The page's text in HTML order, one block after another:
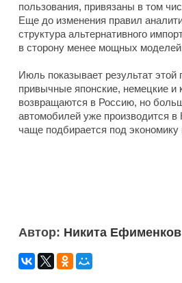
пользования, привязаны в том
Еще до изменения правил
структура альтернативного
в сторону менее мощных
Июль показывает результат этой
привычные японские, немецкие и
возвращаются в Россию, но
автомобилей уже производится
чаще подбирается под экономику
Автор: Никита Ефименков